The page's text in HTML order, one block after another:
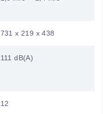
731 x 219 x 438
111 dB(A)
12